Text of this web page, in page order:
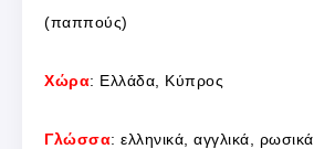
(παππούς)
Χώρα: Ελλάδα, Κύπρος
Γλώσσα: ελληνικά, αγγλικά, ρωσικά